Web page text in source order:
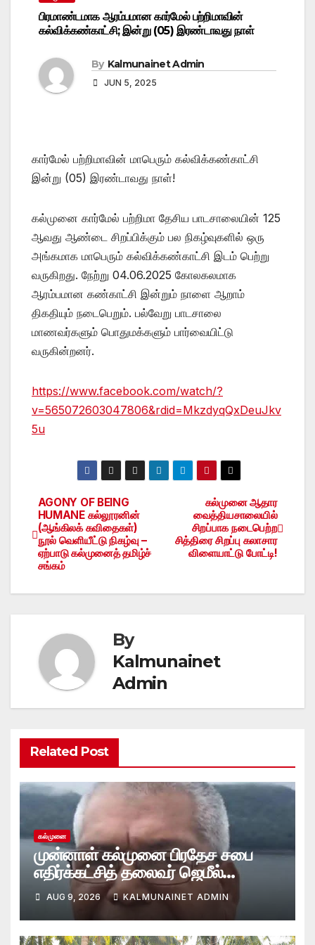
பிரமாண்டமாக ஆரம்பமான கார்மேல் பற்றிமாவின்
கல்விக்கண்காட்சி; இன்று (05) இரண்டாவது நாள்
By Kalmunainet Admin
JUN 5, 2025
கார்மேல் பற்றிமாவின் மாபெரும் கல்விக்கண்காட்சி
இன்று (05) இரண்டாவது நாள்!
கல்முனை கார்மேல் பற்றிமா தேசிய பாடசாலையின் 125
ஆவது ஆண்டை சிறப்பிக்கும் பல நிகழ்வுகளில் ஒரு
அங்கமாக மாபெரும் கல்விக்கண்காட்சி இடம் பெற்று
வருகிறது. நேற்று 04.06.2025 கோலகலமாக
ஆரம்பமான கண்காட்சி இன்றும் நாளை ஆறாம்
திகதியும் நடைபெறும். பல்வேறு பாடசாலை
மாணவர்களும் பொதுமக்களும் பார்வையிட்டு
வருகின்றனர்.
https://www.facebook.com/watch/?
v=565072603047806&rdid=MkzdyqQxDeuJkv
5u
Post
navigation
கல்முனை ஆதார
வைத்தியசாலையில்
சிறப்பாக நடைபெற்ற
சித்திரை சிறப்பு கலாசார
விளையாட்டு போட்டி!
AGONY OF BEING
HUMANE கல்லூரனின்
(ஆங்கிலக் கவிதைகள்)
நூல் வெளியீட்டு நிகழ்வு –
ஏற்பாடு கல்முனைத் தமிழ்ச்
சங்கம்
By
Kalmunainet
Admin
Related Post
கல்முனை
முன்னாள் கல்முனை பிரதேச சபை
எதிர்க்கட்சித் தலைவர் ஜெமீல்
காலமானார்.!
AUG 9, 2026 KALMUNAINET ADMIN